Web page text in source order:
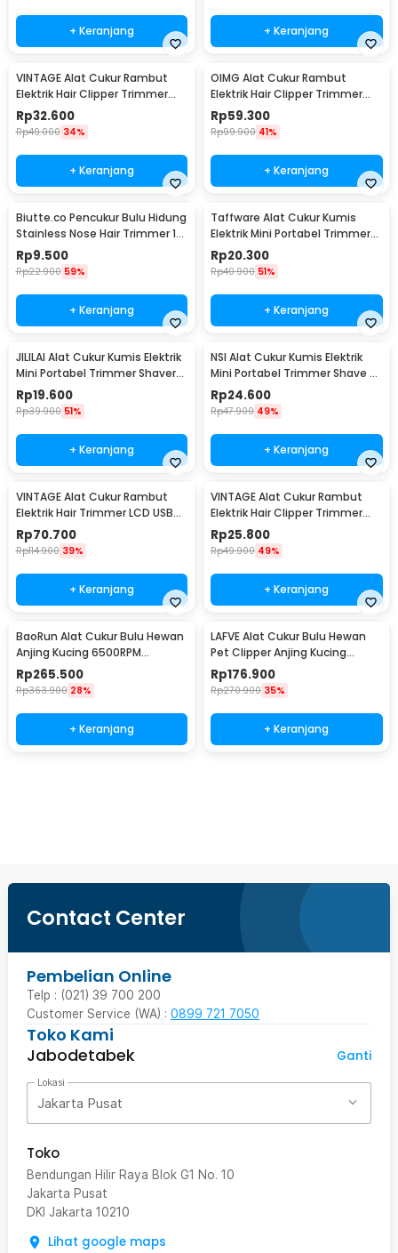
+ Keranjang + Keranjang
VINTAGE Alat Cukur Rambut
Elektrik Hair Clipper Trimmer
Rechargeable Model Grid - T9
Rp32.600
Rp49.000 34%
+ Keranjang
OIMG Alat Cukur Rambut
Elektrik Hair Clipper Trimmer
Model Buddha - T9
Rp59.300
Rp99.900 41%
+ Keranjang
Biutte.co Pencukur Bulu Hidung
Stainless Nose Hair Trimmer 10
Blade - PMX01
Rp9.500
Rp22.900 59%
+ Keranjang
Taffware Alat Cukur Kumis
Elektrik Mini Portabel Trimmer
Shaver - FH021
Rp20.300
Rp40.900 51%
+ Keranjang
JILILAI Alat Cukur Kumis Elektrik
Mini Portabel Trimmer Shaver
5V - JLLO51
Rp19.600
Rp39.900 51%
+ Keranjang
NSI Alat Cukur Kumis Elektrik
Mini Portabel Trimmer Shave -
P10
Rp24.600
Rp47.900 49%
+ Keranjang
VINTAGE Alat Cukur Rambut
Elektrik Hair Trimmer LCD USB
with 4 Comb - T9
Rp70.700
Rp114.900 39%
+ Keranjang
VINTAGE Alat Cukur Rambut
Elektrik Hair Clipper Trimmer
Rechargeable Model Dragon -
T9
Rp25.800
Rp49.900 49%
+ Keranjang
BaoRun Alat Cukur Bulu Hewan
Anjing Kucing 6500RPM
2000mAh 3.7V 10W - C99
Rp265.500
Rp363.900 28%
+ Keranjang
LAFVE Alat Cukur Bulu Hewan
Pet Clipper Anjing Kucing
6500RPM 1500mAh - D86
Rp176.900
Rp270.900 35%
+ Keranjang
Contact Center
Pembelian Online
Telp : (021) 39 700 200
Customer Service (WA) : 0899 721 7050
Toko Kami
Jabodetabek
Ganti
Lokasi
Jakarta Pusat
Toko
Bendungan Hilir Raya Blok G1 No. 10
Jakarta Pusat
DKI Jakarta 10210
Lihat google maps